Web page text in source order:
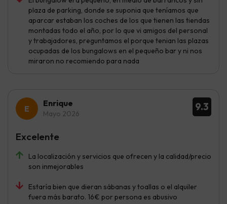
plaza de parking, donde se suponia que teníamos que
aparcar estaban los coches de los que tienen las tiendas
montadas todo el año, por lo que vi amigos del personal
y trabajadores, preguntamos el porque tenian las plazas
ocupadas de los bungalows en el pequeño bar y ni nos
miraron no recomiendo para nada
9.3
Enrique
Mayo 2026
La localización y servicios que ofrecen y la calidad/precio
son inmejorables
Estaría bien que dieran sábanas y toallas o el alquiler
fuera más barato. 16€ por persona es abusivo
Excelente